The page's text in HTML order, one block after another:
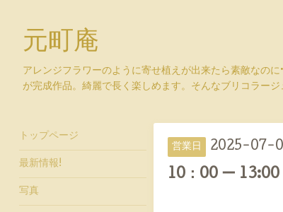
元町庵
アレンジフラワーのように寄せ植えが出来たら素敵なの
が完成作品。綺麗で長く楽しめます。そんなブリコラー
営業日 2025-07-
10：00 ー
トップページ
最新情報!
写真